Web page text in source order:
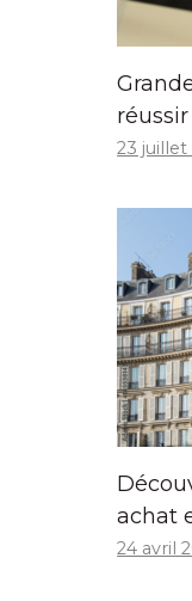
23 juillet
achat
24 avril